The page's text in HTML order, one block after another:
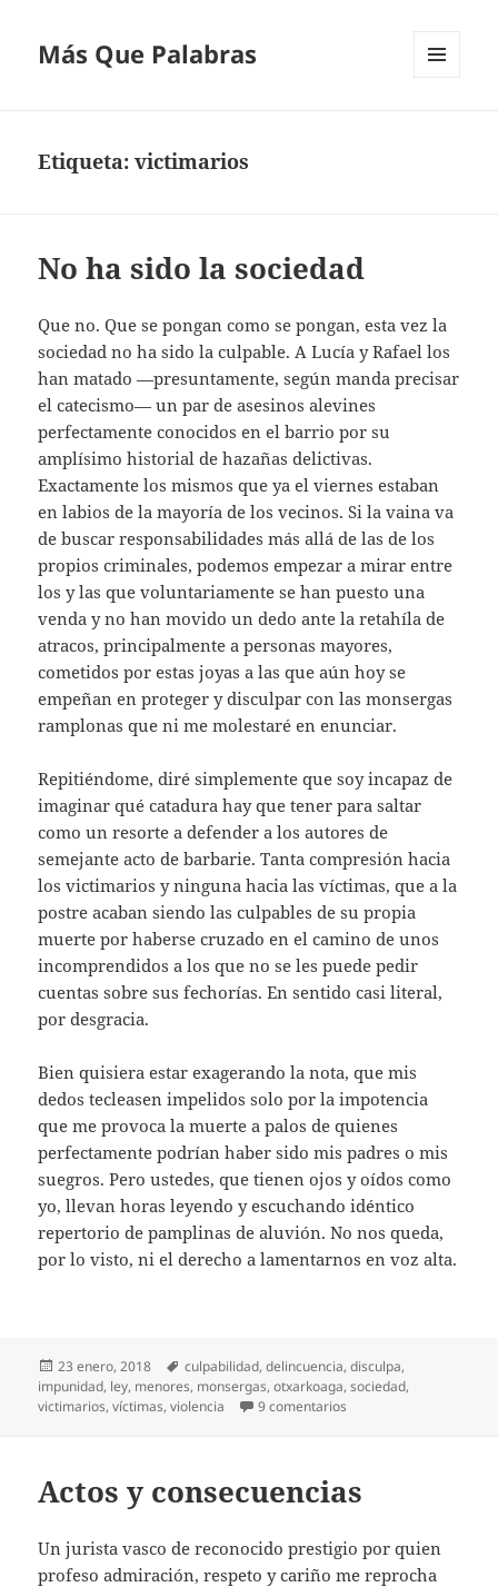
Más Que Palabras
Etiqueta:victimarios
No ha sido la sociedad
Que no. Que se pongan como se pongan, esta vez la
sociedad no ha sido la culpable. A Lucía y Rafael los
han matado —presuntamente, según manda precisar
el catecismo— un par de asesinos alevines
perfectamente conocidos en el barrio por su
amplísimo historial de hazañas delictivas.
Exactamente los mismos que ya el viernes estaban
en labios de la mayoría de los vecinos. Si la vaina va
de buscar responsabilidades más allá de las de los
propios criminales, podemos empezar a mirar entre
los y las que voluntariamente se han puesto una
venda y no han movido un dedo ante la retahíla de
atracos, principalmente a personas mayores,
cometidos por estas joyas a las que aún hoy se
empeñan en proteger y disculpar con las monsergas
ramplonas que ni me molestaré en enunciar.
Repitiéndome, diré simplemente que soy incapaz de
imaginar qué catadura hay que tener para saltar
como un resorte a defender a los autores de
semejante acto de barbarie. Tanta compresión hacia
los victimarios y ninguna hacia las víctimas, que a la
postre acaban siendo las culpables de su propia
muerte por haberse cruzado en el camino de unos
incomprendidos a los que no se les puede pedir
cuentas sobre sus fechorías. En sentido casi literal,
por desgracia.
Bien quisiera estar exagerando la nota, que mis
dedos tecleasen impelidos solo por la impotencia
que me provoca la muerte a palos de quienes
perfectamente podrían haber sido mis padres o mis
suegros. Pero ustedes, que tienen ojos y oídos como
yo, llevan horas leyendo y escuchando idéntico
repertorio de pamplinas de aluvión. No nos queda,
por lo visto, ni el derecho a lamentarnos en voz alta.
Publicado
el
23 enero, 2018 Etiquetas
culpabilidad,delincuencia,disculpa,
impunidad, ley, menores, monsergas,otxarkoaga,sociedad,
victimarios,víctimas,violencia 9 comentarios
Actos y consecuencias
Un jurista vasco de reconocido prestigio por quien
profeso admiración, respeto y cariño me reprocha